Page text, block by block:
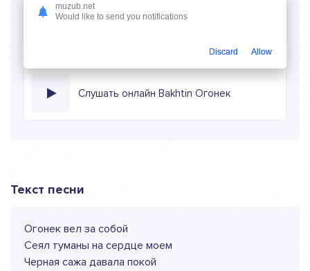
режиме онлайн
Слушать онлайн Bakhtin Огонек
Текст песни
Огонек вел за собой
Сеял туманы на сердце моем
Черная сажа давала покой
muzub.net
Would like to send you notifications
Discard Allow